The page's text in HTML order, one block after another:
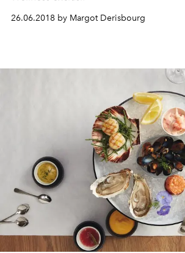
26.06.2018 by Margot Derisbourg